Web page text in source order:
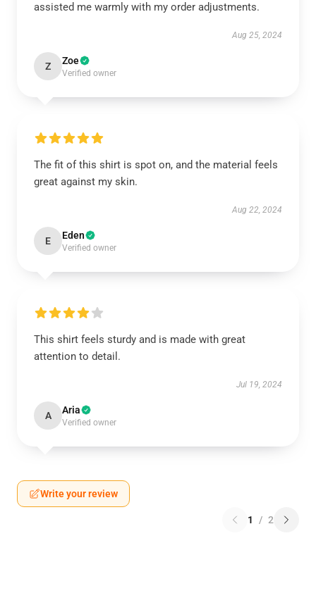
assisted me warmly with my order adjustments.
Aug 25, 2024
Z Zoe
Verified owner
The fit of this shirt is spot on, and the material feels
great against my skin.
Aug 22, 2024
E Eden
Verified owner
This shirt feels sturdy and is made with great
attention to detail.
Jul 19, 2024
A Aria
Verified owner
Write your review
1 / 2